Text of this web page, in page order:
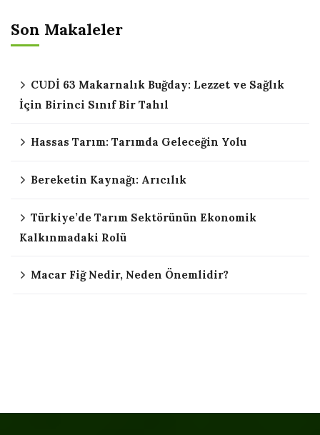
Son Makaleler
CUDİ 63 Makarnalık Buğday: Lezzet ve Sağlık
İçin Birinci Sınıf Bir Tahıl
Hassas Tarım: Tarımda Geleceğin Yolu
Bereketin Kaynağı: Arıcılık
Türkiye’de Tarım Sektörünün Ekonomik
Kalkınmadaki Rolü
Macar Fiğ Nedir, Neden Önemlidir?